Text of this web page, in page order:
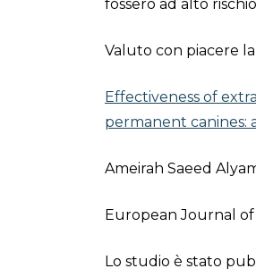
fossero ad alto
Valuto con piacere
Effectiveness of
permanent canines:
Ameirah Saeed
European Journal of
Lo studio è stato